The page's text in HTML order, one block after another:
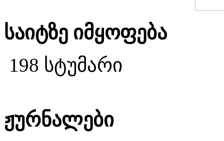
საიტზე იმყოფება
198 სტუმარი
ჟურნალები